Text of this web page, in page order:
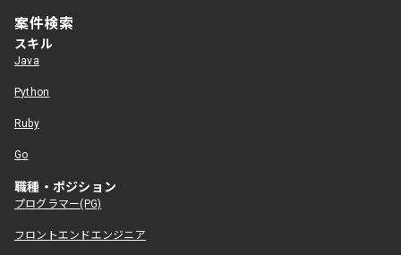
案件検索
スキル
Java
Python
Ruby
Go
職種・ポジション
プログラマー(PG)
フロントエンドエンジニア